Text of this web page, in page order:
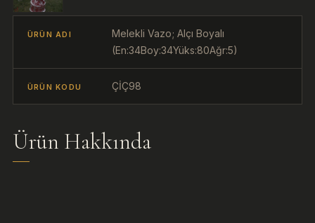
ÜRÜN ADI
Melekli Vazo; Alçı Boyalı
(En:34Boy:34Yüks:80Ağr:5)
ÜRÜN KODU ÇİÇ98
Ürün Hakkında